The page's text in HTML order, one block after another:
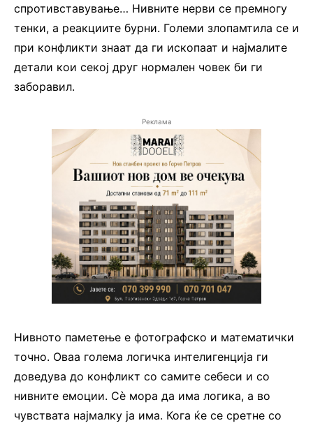
спротивставување… Нивните нерви се премногу
тенки, а реакциите бурни. Големи злопамтила се и
при конфликти знаат да ги ископаат и најмалите
детали кои секој друг нормален човек би ги
заборавил.
Реклама
Нивното паметење е фотографско и математички
точно. Оваа голема логичка интелигенција ги
доведува до конфликт со самите себеси и со
нивните емоции. Сѐ мора да има логика, а во
чувствата најмалку ја има. Кога ќе се сретне со